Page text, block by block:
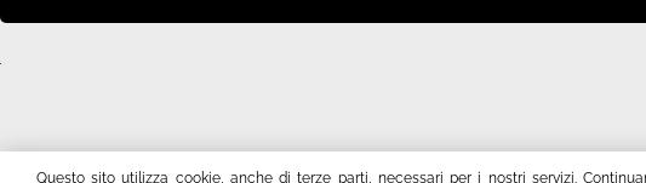
Questo sito utilizza cookie, anche di terze parti, necessari per i nostri servizi.